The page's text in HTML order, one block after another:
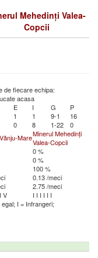
Mehedinți Valea-
Copcii
de fiecare echipa:
acasa
E I G
P
1 1 9-1
16
0 8 1-22
0
MareMinerul Mehedinți
Valea-Copcii
0 %
0 %
100 %
0.13 /meci
2.75 /meci
I V I I I I I I
I = Infrangeri;